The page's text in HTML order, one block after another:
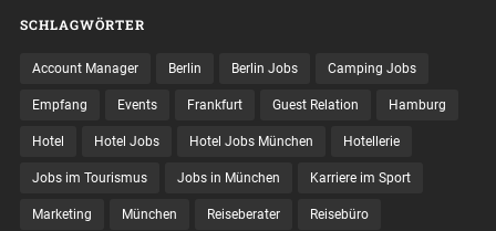
SCHLAGWÖRTER
Account Manager Berlin Berlin Jobs Camping Jobs
Empfang Events Frankfurt Guest Relation Hamburg
Hotel Hotel Jobs Hotel Jobs München Hotellerie
Jobs im Tourismus Jobs in München Karriere im Sport
Marketing München Reiseberater Reisebüro